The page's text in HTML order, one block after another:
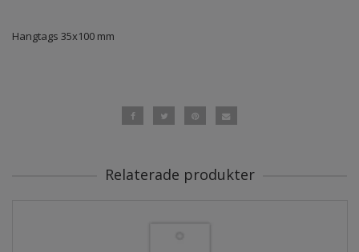
Hangtags 35x100 mm
Relaterade produkter